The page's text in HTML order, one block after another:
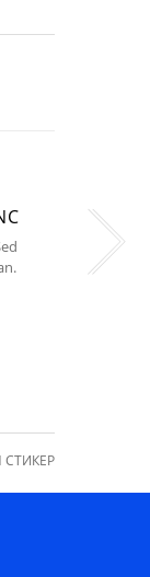
SED
Aenean
dapibus